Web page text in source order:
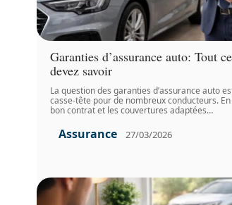
Garanties d’assurance auto: Tout
devez savoir
La question des garanties d’assurance auto
casse-tête pour de nombreux conducteurs.
bon contrat et les couvertures adaptées…
Assurance 27/03/2026